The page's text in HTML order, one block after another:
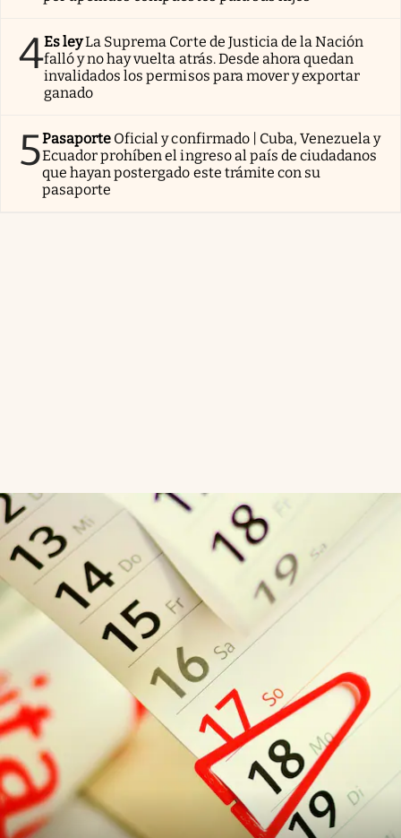
4Es leyLa Suprema Corte de Justicia de la Nación
falló y no hay vuelta atrás. Desde ahora quedan
invalidados los permisos para mover y exportar
ganado
5Pasaporte Oficial y confirmado | Cuba, Venezuela y
Ecuador prohíben el ingreso al país de ciudadanos
que hayan postergado este trámite con su
pasaporte